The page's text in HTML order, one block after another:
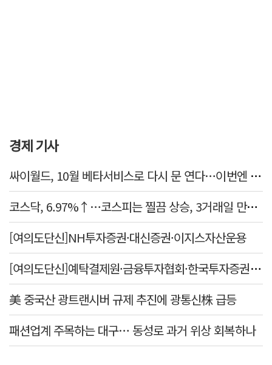
경제 기사
싸이월드, 10월 베타서비스로 다시 문 연다…이번엔 진짜 부활할까
코스닥, 6.97%↑…코스피는 찔끔 상승, 3거래일 만에 반등
[여의도단신]NH투자증권·대신증권·이지스자산운용
[여의도단신]예탁결제원·금융투자협회·한국투자증권·미래에셋증권
美 중국산 광트랜시버 규제 추진에 광통신株 급등
패션업계 주목하는 대구… 동성로 과거 위상 회복하나